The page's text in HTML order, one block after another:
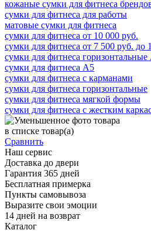
кожаные сумки для фитнеса
сумки для фитнеса для работы
матовые сумки для фитнеса
сумки для фитнеса от 10 000 руб.
сумки для фитнеса от 7 500 руб. до
сумки для фитнеса
сумки для фитнеса А5
сумки для фитнеса с карманами
сумки для фитнеса горизонтальные
сумки для фитнеса мягкой формы
сумки для фитнеса с жестким
в списке товар(а)
Сравнить
Наш сервис
Доставка до двери
Гарантия 365 дней
Бесплатная примерка
Пункты самовывоза
Выразите свои эмоции
14 дней на возврат
Каталог